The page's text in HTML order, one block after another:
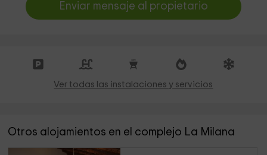
Enviar mensaje al propietario
Ver todas las instalaciones y servicios
Otros alojamientos en el complejo La Milana